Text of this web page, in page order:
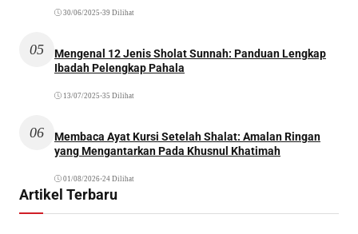
30/06/2025 •39 Dilihat
05
Mengenal 12 Jenis Sholat Sunnah: Panduan Lengkap
Ibadah Pelengkap Pahala
13/07/2025 •35 Dilihat
06
Membaca Ayat Kursi Setelah Shalat: Amalan Ringan
yang Mengantarkan Pada Khusnul Khatimah
01/08/2026•24 Dilihat
Artikel Terbaru